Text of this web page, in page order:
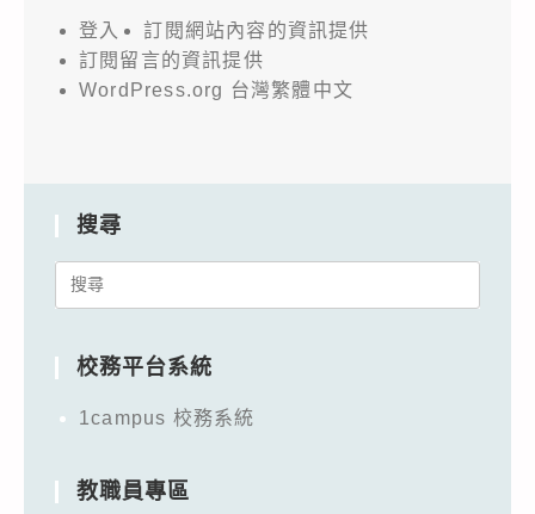
登入
訂閱網站內容的資訊提供
訂閱留言的資訊提供
WordPress.org 台灣繁體中文
搜尋
Search
校務平台系統
1campus 校務系統
教職員專區